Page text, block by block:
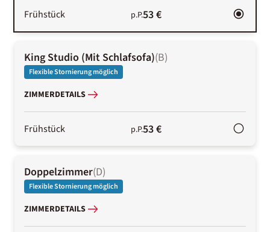
Frühstück p.P.53 €
King Studio (Mit Schlafsofa)(B)
Flexible Stornierung möglich
ZIMMERDETAILS
Frühstück p.P.53 €
Doppelzimmer(D)
Flexible Stornierung möglich
ZIMMERDETAILS